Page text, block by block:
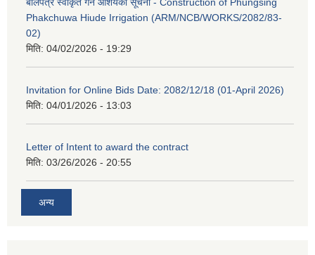
बोलपत्र स्वीकृत गर्ने आशयको सूचना - Construction of Phungsing
Phakchuwa Hiude Irrigation (ARM/NCB/WORKS/2082/83-
02)
मिति: 04/02/2026 - 19:29
Invitation for Online Bids Date: 2082/12/18 (01-April 2026)
मिति: 04/01/2026 - 13:03
Letter of Intent to award the contract
मिति: 03/26/2026 - 20:55
अन्य